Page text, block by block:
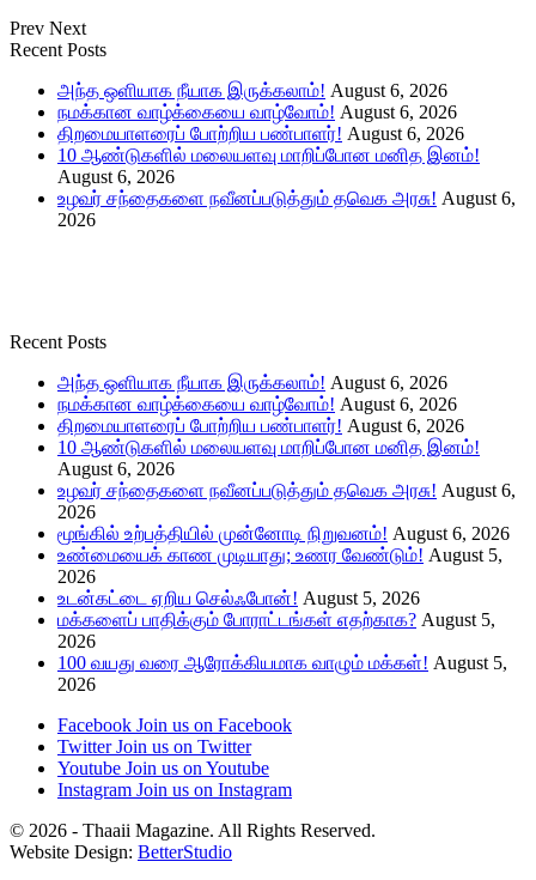
Prev Next
Recent Posts
அந்த ஒளியாக நீயாக இருக்கலாம்! August 6, 2026
நமக்கான வாழ்க்கையை வாழ்வோம்! August 6, 2026
திறமையாளரைப் போற்றிய பண்பாளர்! August 6, 2026
10 ஆண்டுகளில் மலையளவு மாறிப்போன மனித இனம்!
August 6, 2026
உழவர் சந்தைகளை நவீனப்படுத்தும் தவெக அரசு! August 6,
2026
Recent Posts
அந்த ஒளியாக நீயாக இருக்கலாம்! August 6, 2026
நமக்கான வாழ்க்கையை வாழ்வோம்! August 6, 2026
திறமையாளரைப் போற்றிய பண்பாளர்! August 6, 2026
10 ஆண்டுகளில் மலையளவு மாறிப்போன மனித இனம்!
August 6, 2026
உழவர் சந்தைகளை நவீனப்படுத்தும் தவெக அரசு! August 6,
2026
மூங்கில் உற்பத்தியில் முன்னோடி நிறுவனம்! August 6, 2026
உண்மையைக் காண முடியாது; உணர வேண்டும்! August 5,
2026
உடன்கட்டை ஏறிய செல்ஃபோன்! August 5, 2026
மக்களைப் பாதிக்கும் போராட்டங்கள் எதற்காக? August 5,
2026
100 வயது வரை ஆரோக்கியமாக வாழும் மக்கள்! August 5,
2026
Facebook Join us on Facebook
Twitter Join us on Twitter
Youtube Join us on Youtube
Instagram Join us on Instagram
© 2026 - Thaaii Magazine. All Rights Reserved.
Website Design: BetterStudio